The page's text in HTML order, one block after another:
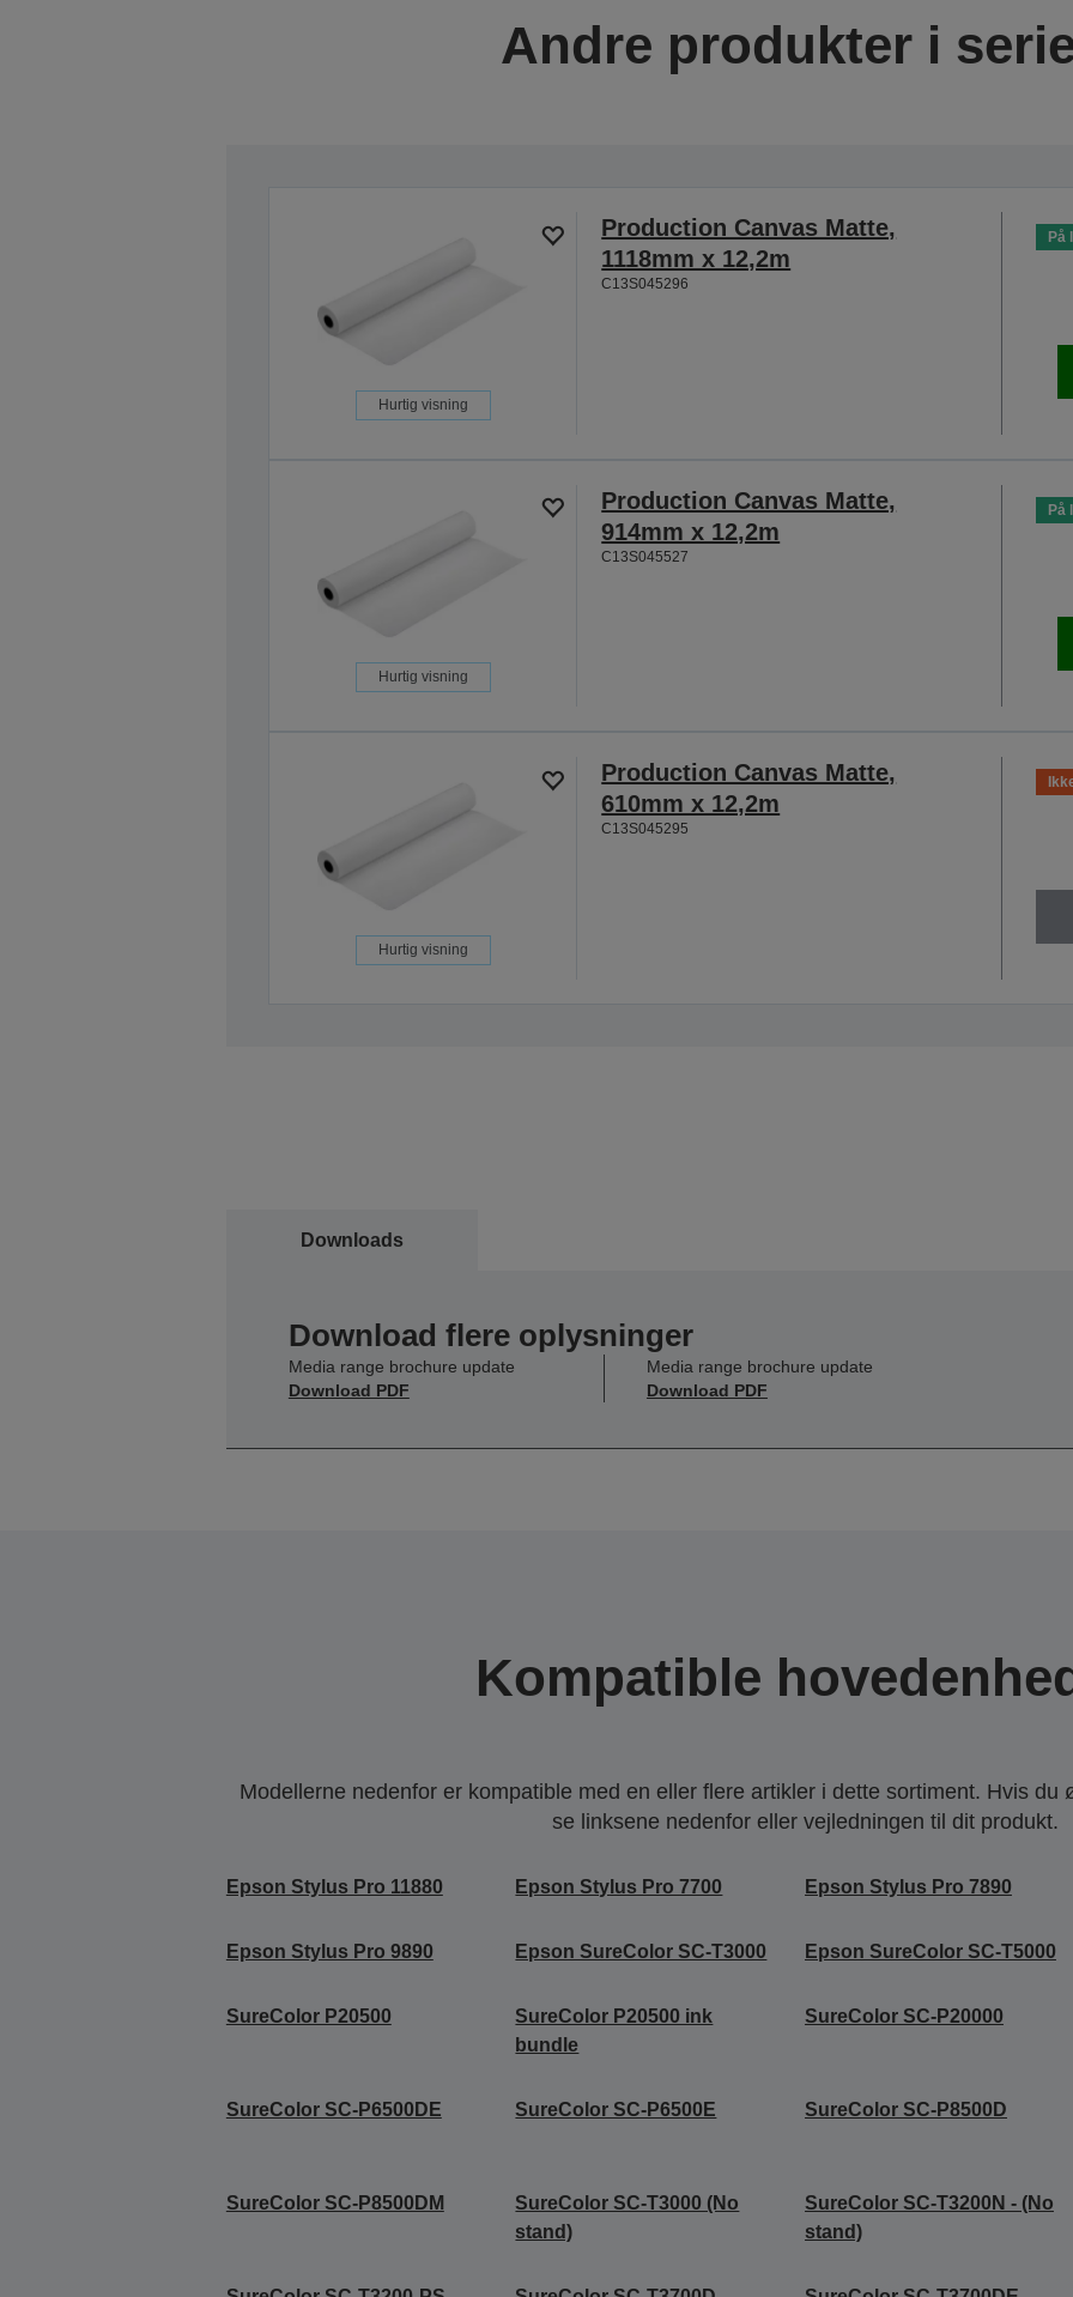
Andre produkter i
Hurtig visning
Production Canvas Matte,
1118mm x 12,2m
C13S045296
På
Hurtig visning
Production Canvas Matte,
914mm x 12,2m
C13S045527
På
Hurtig visning
Production Canvas Matte,
610mm x 12,2m
C13S045295
Downloads
Download flere oplysninger
Media range brochure update
Download PDF
Media range brochure update
Download PDF
Kompatible
Modellerne nedenfor er kompatible med en eller flere artikler i dette sortiment. Hvis du
se linksene nedenfor eller vejledningen til dit produkt.
Epson Stylus Pro 11880 Epson Stylus Pro 7700 Epson Stylus Pro 7890
Epson Stylus Pro 9890 Epson SureColor SC-T3000 Epson SureColor SC-T5000
SureColor P20500
SureColor P20500 ink
bundle
SureColor SC-P20000
SureColor SC-P6500DE SureColor SC-P6500E SureColor SC-P8500D
SureColor SC-P8500DM
SureColor SC-T3000 (No
stand)
SureColor SC-T3200N - (No
stand)